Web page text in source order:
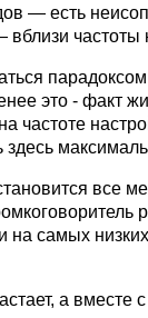
— есть
частоты
это - факт
частоте
все
самых
а